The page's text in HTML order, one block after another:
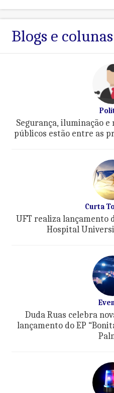
Blogs e colunas
Segurança, iluminação e
públicos estão entre as
Curta
UFT realiza lançamento
Hospital
Duda Ruas celebra
lançamento do EP